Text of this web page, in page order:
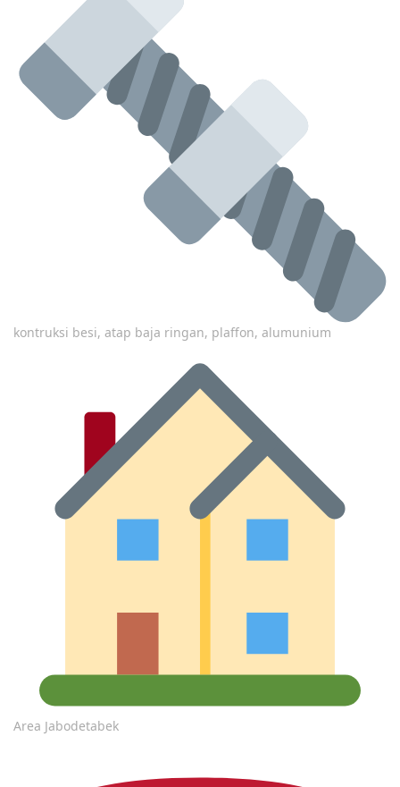
kontruksi besi, atap baja ringan, plaffon, alumunium
Area Jabodetabek